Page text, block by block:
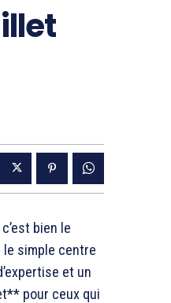
bien le
le simple centre
et un
pour ceux qui